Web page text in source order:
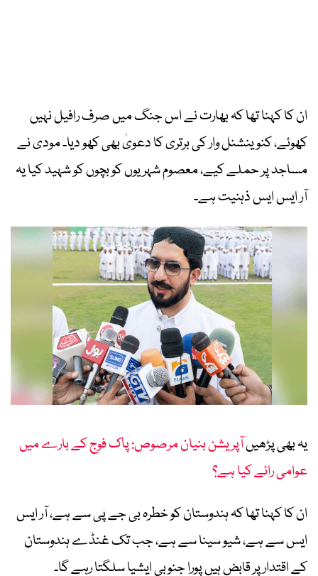
ان کا کہنا تھا کہ بھارت نے اس جنگ میں صرف رافیل نہیں
کھوئے، کنوینشنل وار کی برتری کا دعویٰ بھی کھو دیا۔ مودی نے
مساجد پر حملے کیے، معصوم شہریوں کو بچوں کو شہید کیا یہ
آر ایس ایس ذہنیت ہے۔
یہ بھی پڑھیںآپریشن بنیان مرصوص: پاک فوج کے بارے میں
عوامی رائے کیا ہے؟
ان کا کہنا تھا کہ ہندوستان کو خطرہ بی جے پی سے ہے، آر ایس
ایس سے ہے، شیو سینا سے ہے، جب تک غنڈے ہندوستان
کے اقتدار پر قابض ہیں پورا جنوبی ایشیا سلگتا رہے گا۔